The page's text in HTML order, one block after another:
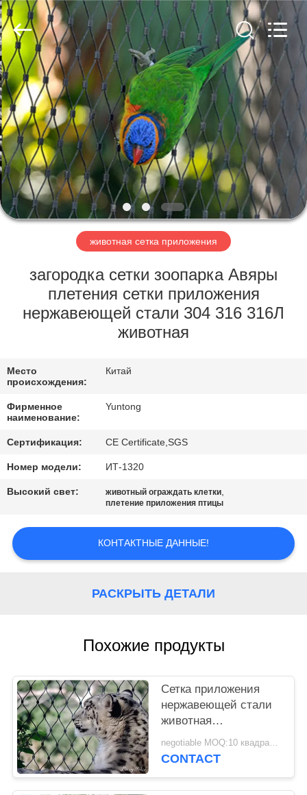
ДОМ
ПРОДУКТЫ
О
НАС
ПУТЕШЕСТВИЕ
ФАБРИКИ
ПРОВЕРКА
КАЧЕСТВА
МЫ
НОВОСТИ
СПРОСИТЕ
ЦИТАТУ
КАРТА
САЙТА
Anping
Yuntong
Metal
Mesh
Co.,
Ltd..
All
Rights
Reserved.
животная сетка приложения
загородка сетки зоопарка Авяры
плетения сетки приложения
нержавеющей стали 304 316 316Л
животная
Место
происхождения:
Китай
Фирменное
наименование:
Yuntong
Сертификация: CE Certificate,SGS
Номер модели: ИТ-1320
Высокий свет: животный ограждать клетки,
плетение приложения птицы
КОНТАКТНЫЕ ДАННЫЕ!
РАСКРЫТЬ ДЕТАЛИ
Похожие продукты
Сетка приложения
нержавеющей стали
животная
коррозионностойкая
для клетки льва/тигра
negotiable MOQ:10 квадратных метров
CONTACT